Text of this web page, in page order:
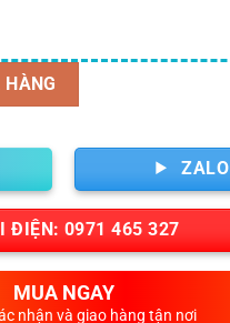
ZALO
ĐIỆN: 0971 465 327
MUA NGAY
nhận và giao hàng tận nơi